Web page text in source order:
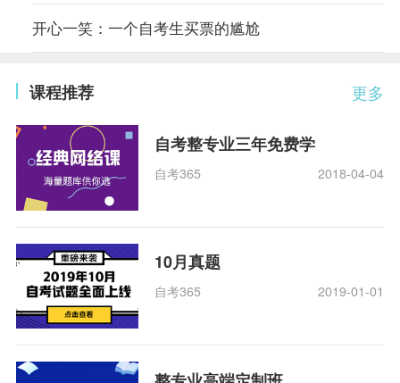
开心一笑：一个自考生买票的尴尬
更多
课程推荐
自考整专业三年免费学
自考365 2018-04-04
10月真题
自考365 2019-01-01